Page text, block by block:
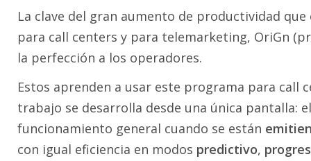
La clave del gran aumento de productividad
para call centers y para telemarketing, OriGn
la perfección a los operadores.
Estos aprenden a usar este programa para
trabajo se desarrolla desde una única pantalla:
funcionamiento general cuando se están
con igual eficiencia en modos predictivo,